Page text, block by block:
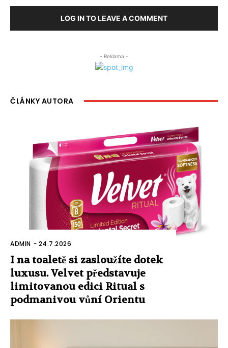
LOG IN TO LEAVE A COMMENT
- Reklama -
ČLÁNKY AUTORA
ADMIN - 24.7.2026
I na toaletě si zasloužíte dotek
luxusu. Velvet představuje
limitovanou edici Ritual s
podmanivou vůní Orientu